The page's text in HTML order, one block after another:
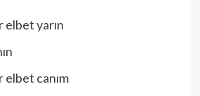
elbet yarın
elbet canım